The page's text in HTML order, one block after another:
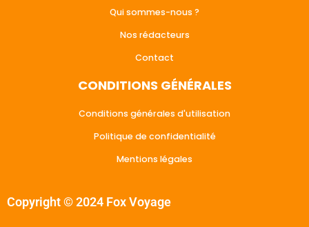
Qui sommes-nous ?
Nos rédacteurs
Contact
CONDITIONS GÉNÉRALES
Conditions générales d'utilisation
Politique de confidentialité
Mentions légales
Copyright © 2024 Fox Voyage